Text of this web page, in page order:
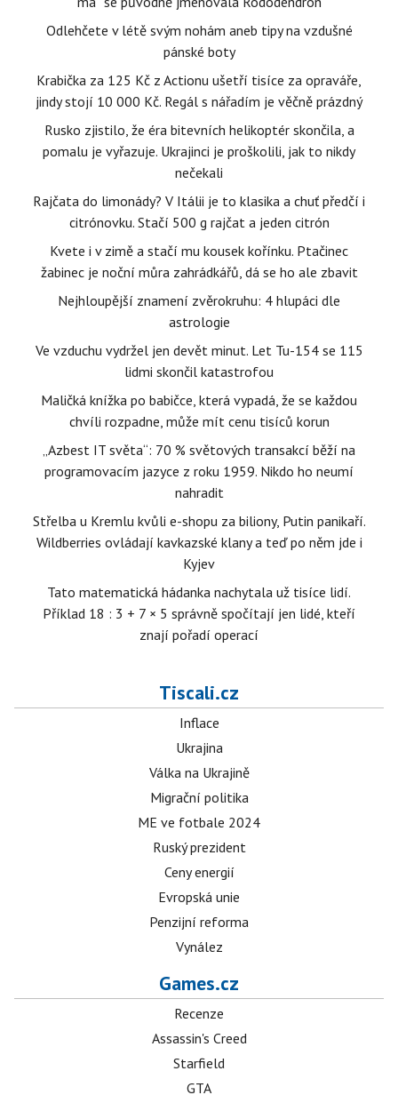
Odlehčete v létě svým nohám aneb tipy na vzdušné
pánské boty
Krabička za 125 Kč z Actionu ušetří tisíce za opraváře,
jindy stojí 10 000 Kč. Regál s nářadím je věčně prázdný
Rusko zjistilo, že éra bitevních helikoptér skončila, a
pomalu je vyřazuje. Ukrajinci je proškolili, jak to nikdy
nečekali
Rajčata do limonády? V Itálii je to klasika a chuť předčí i
citrónovku. Stačí 500 g rajčat a jeden citrón
Kvete i v zimě a stačí mu kousek kořínku. Ptačinec
žabinec je noční můra zahrádkářů, dá se ho ale zbavit
Nejhloupější znamení zvěrokruhu: 4 hlupáci dle
astrologie
Ve vzduchu vydržel jen devět minut. Let Tu-154 se 115
lidmi skončil katastrofou
Maličká knížka po babičce, která vypadá, že se každou
chvíli rozpadne, může mít cenu tisíců korun
„Azbest IT světa“: 70 % světových transakcí běží na
programovacím jazyce z roku 1959. Nikdo ho neumí
nahradit
Střelba u Kremlu kvůli e-shopu za biliony, Putin panikaří.
Wildberries ovládají kavkazské klany a teď po něm jde i
Kyjev
Tato matematická hádanka nachytala už tisíce lidí.
Příklad 18 : 3 + 7 × 5 správně spočítají jen lidé, kteří
znají pořadí operací
Tiscali.cz
Inflace
Ukrajina
Válka na Ukrajině
Migrační politika
ME ve fotbale 2024
Ruský prezident
Ceny energií
Evropská unie
Penzijní reforma
Vynález
Games.cz
Recenze
Assassin's Creed
Starfield
GTA